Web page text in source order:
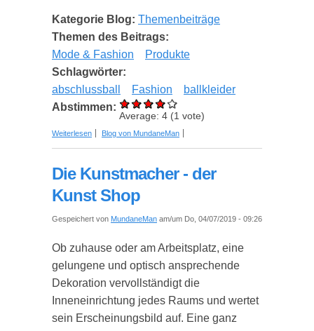
Kategorie Blog: Themenbeiträge
Themen des Beitrags:
Mode & Fashion
Produkte
Schlagwörter:
abschlussball
Fashion
ballkleider
Abstimmen:
Average: 4 (1 vote)
Weiterlesen über Deine ultimative Abschlussball-
Blog von MundaneMan
Die Kunstmacher - der
Kunst Shop
Gespeichert von MundaneMan am/um Do, 04/07/2019 - 09:26
Ob zuhause oder am Arbeitsplatz, eine
gelungene und optisch ansprechende
Dekoration vervollständigt die
Inneneinrichtung jedes Raums und wertet
sein Erscheinungsbild auf. Eine ganz